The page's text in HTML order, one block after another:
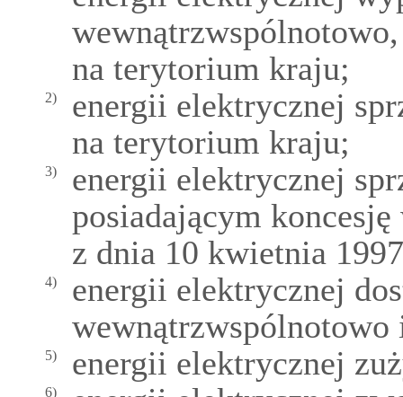
na terytorium kraju;
2)
energii elektrycznej
na terytorium kraju;
3)
energii elektrycznej
posiadającym
z dnia 10 kwietnia
4)
energii elektrycznej
5) energii elektrycznej
6)